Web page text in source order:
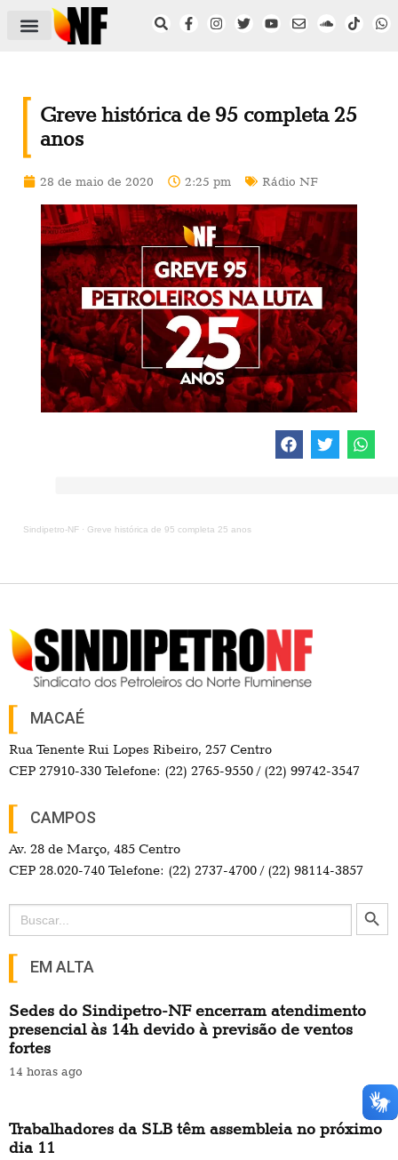
Greve histórica de 95 completa 25
anos
28 de maio de 2020 2:25 pm Rádio NF
Sindipetro-NF · Greve histórica de 95 completa 25 anos
MACAÉ
Rua Tenente Rui Lopes Ribeiro, 257 Centro
CEP 27910-330 Telefone: (22) 2765-9550 / (22) 99742-3547
CAMPOS
Av. 28 de Março, 485 Centro
CEP 28.020-740 Telefone: (22) 2737-4700 / (22) 98114-3857
Search
for:
Search Button
EM ALTA
Sedes do Sindipetro-NF encerram atendimento
presencial às 14h devido à previsão de ventos
fortes
14 horas ago
Trabalhadores da SLB têm assembleia no próximo
dia 11